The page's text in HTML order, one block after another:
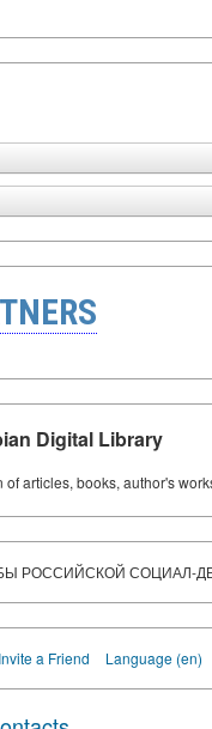
Digital Library
articles, books, author's
РОССИЙСКОЙ СОЦИАЛ-
Invite a Friend Language (en)